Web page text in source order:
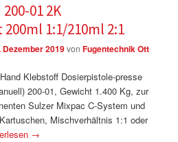
01 2K
1:1/210ml 2:1
Dezember 2019vonFugentechnik Ott
Klebstoff Dosierpistole-presse
200-01, Gewicht 1.400 Kg, zur
Sulzer Mixpac C-System und
Mischverhältnis 1:1 oder
→